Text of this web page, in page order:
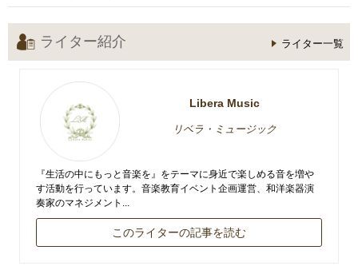
ライター紹介 ライター一覧
Libera Music
リベラ・ミュージック
『生活の中にもっと音楽を』をテーマに身近で楽しめる音を増や
す活動を行っています。音楽教育イベント企画運営、和洋楽器演
奏家のマネジメント...
このライターの記事を読む